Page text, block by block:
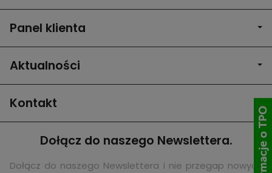
Panel klienta
Aktualności
Kontakt
Dołącz do naszego Newslettera.
Dołącz do naszego Newslettera i nie przegap nowych